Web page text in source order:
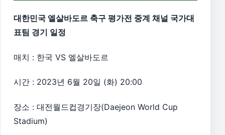
대한민국 엘살바도르 축구 평가전 중계 채널 국가대
표팀 경기 일정
매치 : 한국 VS 엘살바도르
시간 : 2023년 6월 20일 (화) 20:00
장소 : 대전월드컵경기장(Daejeon World Cup
Stadium)